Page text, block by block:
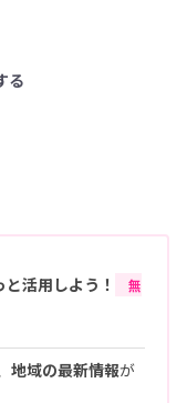
る
活用しよう！
無
地域の最新情報が